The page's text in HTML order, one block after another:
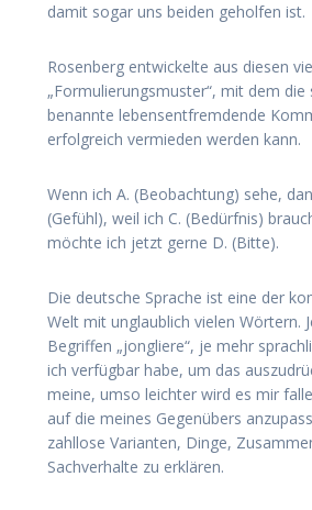
damit sogar uns beiden geholfen ist.
Rosenberg entwickelte aus diesen
„Formulierungsmuster“, mit dem die
benannte lebensentfremdende
erfolgreich vermieden werden kann.
Wenn ich A. (Beobachtung) sehe,
(Gefühl), weil ich C. (Bedürfnis)
möchte ich jetzt gerne D. (Bitte).
Die deutsche Sprache ist eine der
Welt mit unglaublich vielen Wörtern.
Begriffen „jongliere“, je mehr
ich verfügbar habe, um das
meine, umso leichter wird es mir
auf die meines Gegenübers
zahllose Varianten, Dinge,
Sachverhalte zu erklären.